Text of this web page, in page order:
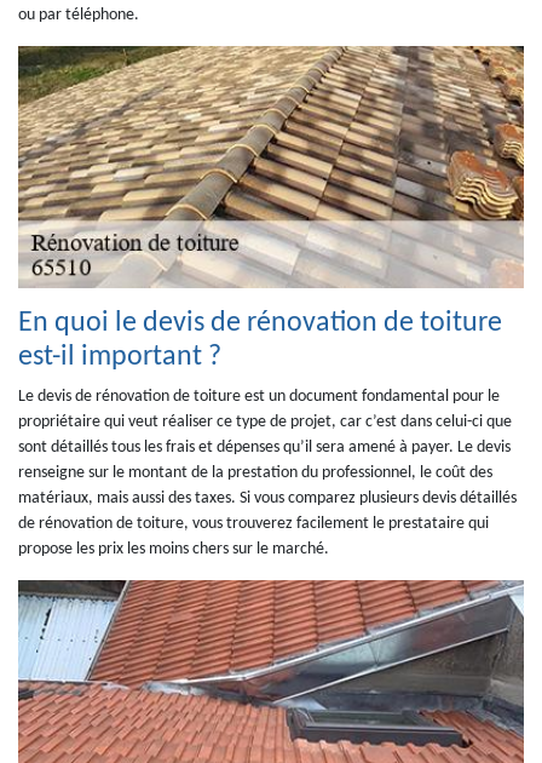
ou par téléphone.
En quoi le devis de rénovation de toiture
est-il important ?
Le devis de rénovation de toiture est un document fondamental pour le
propriétaire qui veut réaliser ce type de projet, car c’est dans celui-ci que
sont détaillés tous les frais et dépenses qu’il sera amené à payer. Le devis
renseigne sur le montant de la prestation du professionnel, le coût des
matériaux, mais aussi des taxes. Si vous comparez plusieurs devis détaillés
de rénovation de toiture, vous trouverez facilement le prestataire qui
propose les prix les moins chers sur le marché.